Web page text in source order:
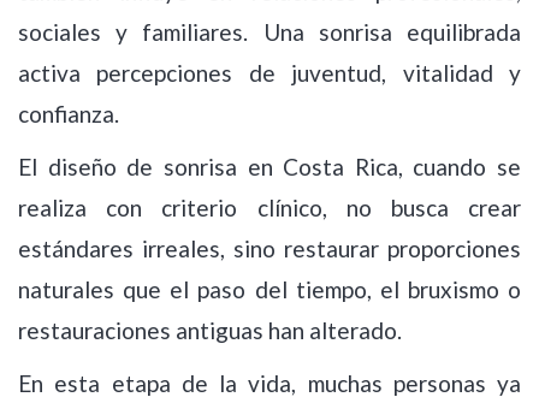
sociales y familiares. Una sonrisa equilibrada
activa percepciones de juventud, vitalidad y
confianza.
El diseño de sonrisa en Costa Rica, cuando se
realiza con criterio clínico, no busca crear
estándares irreales, sino restaurar proporciones
naturales que el paso del tiempo, el bruxismo o
restauraciones antiguas han alterado.
En esta etapa de la vida, muchas personas ya